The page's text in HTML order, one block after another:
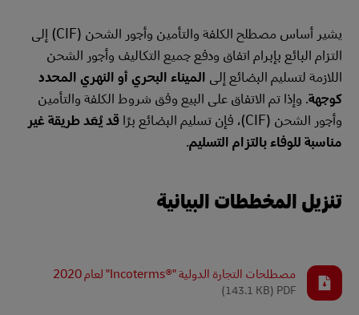
يشير أساس مصطلح الكلفة والتأمين وأجور الشحن (CIF) إلى
التزام البائع بإبرام اتفاق ودفع جميع التكاليف وأجور الشحن
اللازمة لتسليم البضائع إلى الميناء البحري أو النهري المحدد
كوجهة. وإذا تم الاتفاق على البيع وفق شروط الكلفة والتأمين
وأجور الشحن (CIF)، فإن تسليم البضائع برًا
قد يُعَد طريقة غير
مناسبة للوفاء بالتزام التسليم.
تنزيل المخططات البيانية
مصطلحات التجارة الدولية "Incoterms®‎" لعام 2020
PDF
(143.1 KB)